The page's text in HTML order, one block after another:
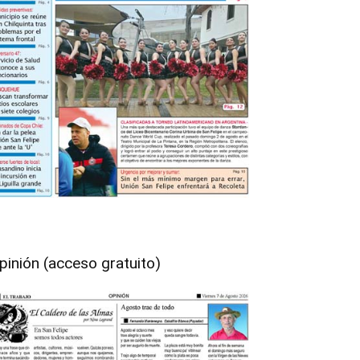
(acceso gratuito)